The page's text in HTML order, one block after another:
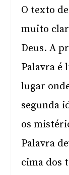
O texto
muito
Deus. A
Palavra é
lugar
segunda
os
Palavra
cima dos